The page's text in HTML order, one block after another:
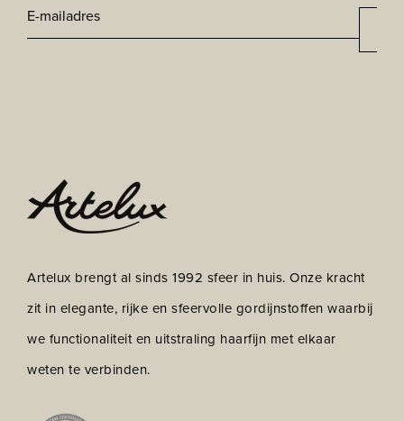
E-
mailadres*
Artelux brengt al sinds 1992 sfeer in huis. Onze kracht
zit in elegante, rijke en sfeervolle gordijnstoffen waarbij
we functionaliteit en uitstraling haarfijn met elkaar
weten te verbinden.